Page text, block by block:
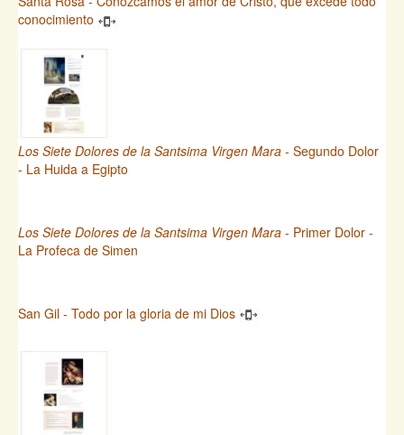
conocimiento
Los Siete Dolores de la Santsima Virgen Mara - Segundo Dolor
- La Huida a Egipto
Los Siete Dolores de la Santsima Virgen Mara - Primer Dolor -
La Profeca de Simen
San Gil - Todo por la gloria de mi Dios